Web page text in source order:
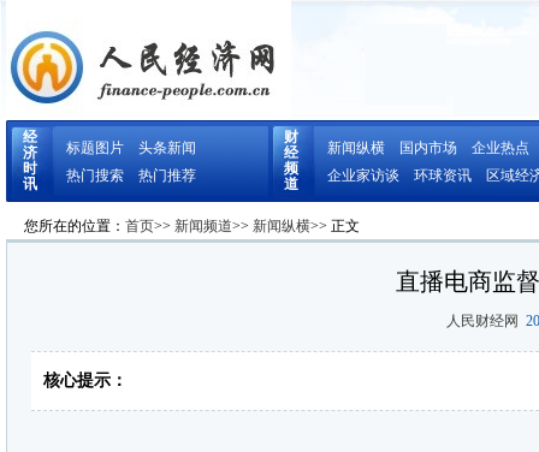
经
济
时
讯
标题图片
头条新闻
热门搜索
热门推荐
财
经
频
道
新闻纵横 国内市场
企业热点
企业家访谈
环球资讯 区域经
您所在的位置： 首页>> 新闻频道>> 新闻纵横>> 正文
直播电商监
人民财经网
核心提示：